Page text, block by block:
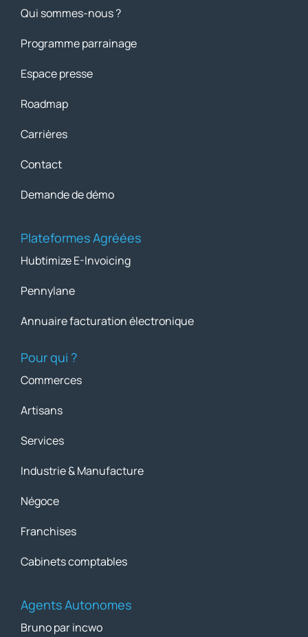
Qui sommes-nous ?
Programme parrainage
Espace presse
Roadmap
Carrières
Contact
Demande de démo
Plateformes Agréées
Hubtimize E-Invoicing
Pennylane
Annuaire facturation électronique
Pour qui ?
Commerces
Artisans
Services
Industrie & Manufacture
Négoce
Franchises
Cabinets comptables
Agents Autonomes
Bruno par incwo